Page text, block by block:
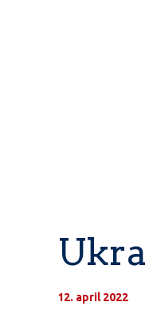
12. april 2022